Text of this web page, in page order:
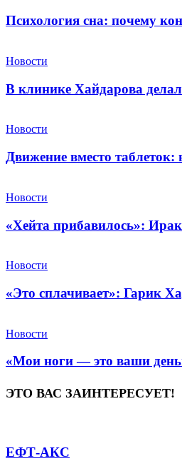
Психология сна: почему
Новости
В клинике Хайдарова
Новости
Движение вместо
Новости
«Хейта прибавилось»:
Новости
«Это сплачивает»: Гарик
Новости
«Мои ноги — это ваши
ЭТО ВАС ЗАИНТЕРЕСУЕТ!
ЕФТ-АКС